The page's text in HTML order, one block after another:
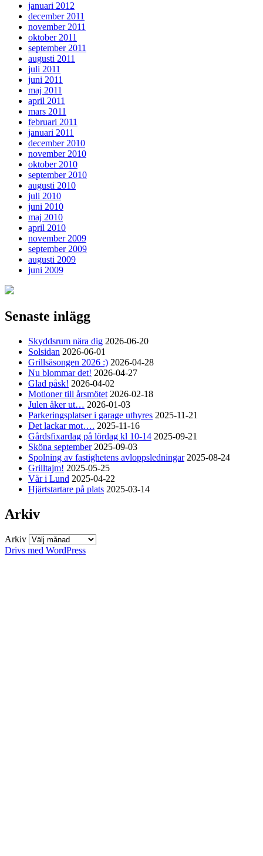
januari 2012
december 2011
november 2011
oktober 2011
september 2011
augusti 2011
juli 2011
juni 2011
maj 2011
april 2011
mars 2011
februari 2011
januari 2011
december 2010
november 2010
oktober 2010
september 2010
augusti 2010
juli 2010
juni 2010
maj 2010
april 2010
november 2009
september 2009
augusti 2009
juni 2009
Senaste inlägg
Skyddsrum nära dig 2026-06-20
Solsidan 2026-06-01
Grillsäsongen 2026 :) 2026-04-28
Nu blommar det! 2026-04-27
Glad påsk! 2026-04-02
Motioner till årsmötet 2026-02-18
Julen åker ut… 2026-01-03
Parkeringsplatser i garage uthyres 2025-11-21
Det lackar mot…. 2025-11-16
Gårdsfixardag på lördag kl 10-14 2025-09-21
Sköna september 2025-09-03
Spolning av fastighetens avloppsledningar 2025-08-24
Grilltajm! 2025-05-25
Vår i Lund 2025-04-22
Hjärtstartare på plats 2025-03-14
Arkiv
Arkiv
Drivs med WordPress